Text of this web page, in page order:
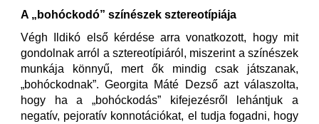
A „bohóckodó” színészek sztereotípiája
Végh Ildikó első kérdése arra vonatkozott, hogy mit
gondolnak arról a sztereotípiáról, miszerint a színészek
munkája könnyű, mert ők mindig csak játszanak,
„bohóckodnak”. Georgita Máté Dezső azt válaszolta,
hogy ha a „bohóckodás” kifejezésről lehántjuk a
negatív, pejoratív konnotációkat, el tudja fogadni, hogy